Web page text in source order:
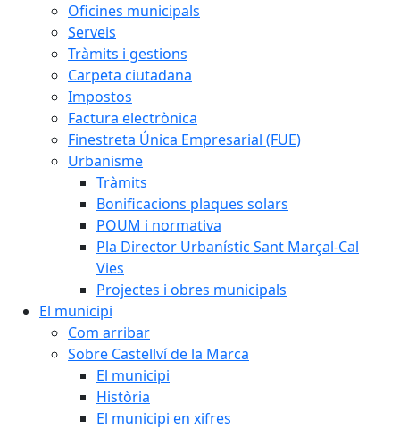
Oficines municipals
Serveis
Tràmits i gestions
Carpeta ciutadana
Impostos
Factura electrònica
Finestreta Única Empresarial (FUE)
Urbanisme
Tràmits
Bonificacions plaques solars
POUM i normativa
Pla Director Urbanístic Sant Marçal-Cal
Vies
Projectes i obres municipals
El municipi
Com arribar
Sobre Castellví de la Marca
El municipi
Història
El municipi en xifres